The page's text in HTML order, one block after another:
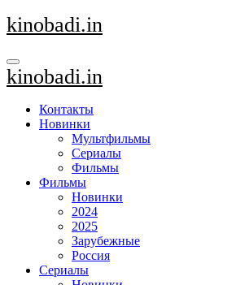
Перейти
к
kinobadi.in
kinobadi.in
Контакты
Новинки
Мультфильмы
Сериалы
Фильмы
Фильмы
Новинки
2024
2025
Зарубежные
Россия
Сериалы